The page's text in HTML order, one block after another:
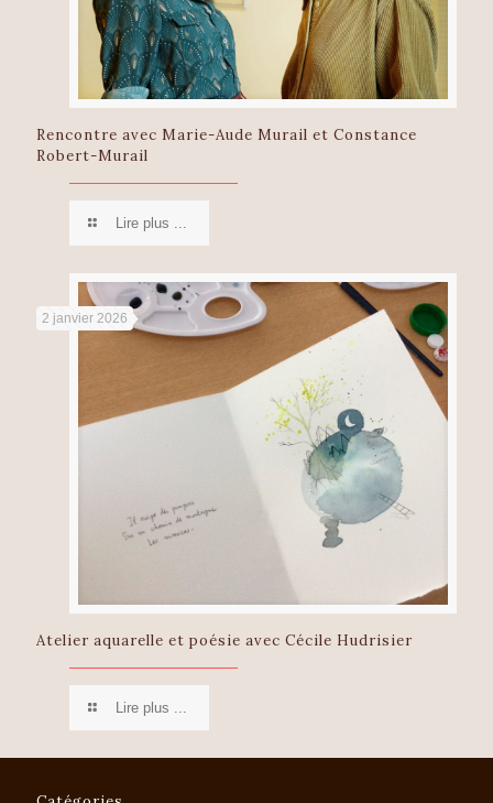
Rencontre avec Marie-Aude Murail et Constance
Robert-Murail
Lire plus ...
2 janvier 2026
Atelier aquarelle et poésie avec Cécile Hudrisier
Lire plus ...